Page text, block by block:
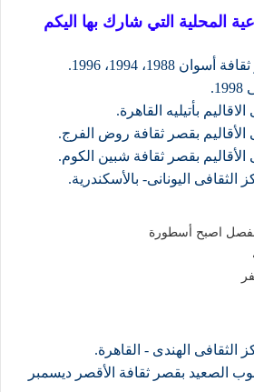
المحلية التي شارك بها اليكم
1994، 1996.
بأتيليه القاهرة.
بقصر ثقافة روض الفرج.
بقصر ثقافة شبين الكوم.
اليونانى- بالأسكندرية.
اصبح أسطورة
الهندى - القاهرة.
الصعيد بقصر ثقافة الأقصر ديسمبر